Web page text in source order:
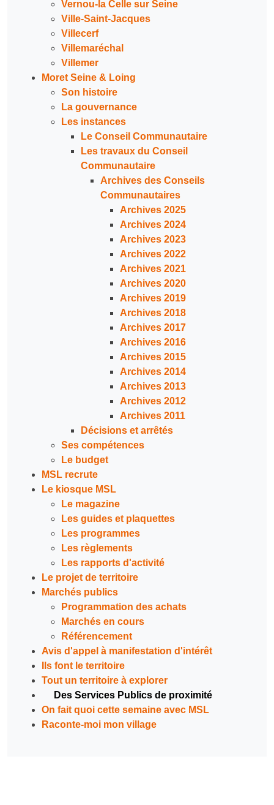
Vernou-la Celle sur Seine
Ville-Saint-Jacques
Villecerf
Villemaréchal
Villemer
Moret Seine & Loing
Son histoire
La gouvernance
Les instances
Le Conseil Communautaire
Les travaux du Conseil
Communautaire
Archives des Conseils
Communautaires
Archives 2025
Archives 2024
Archives 2023
Archives 2022
Archives 2021
Archives 2020
Archives 2019
Archives 2018
Archives 2017
Archives 2016
Archives 2015
Archives 2014
Archives 2013
Archives 2012
Archives 2011
Décisions et arrêtés
Ses compétences
Le budget
MSL recrute
Le kiosque MSL
Le magazine
Les guides et plaquettes
Les programmes
Les règlements
Les rapports d'activité
Le projet de territoire
Marchés publics
Programmation des achats
Marchés en cours
Référencement
Avis d'appel à manifestation d'intérêt
Ils font le territoire
Tout un territoire à explorer
Des Services Publics de proximité
On fait quoi cette semaine avec MSL
Raconte-moi mon village